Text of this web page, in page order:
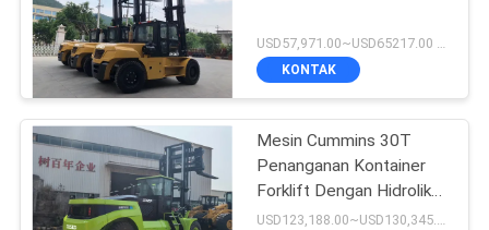
USD57,971.00~USD65217.00 unit MOQ:1 unit
KONTAK
Mesin Cummins 30T
Penanganan Kontainer
Forklift Dengan Hidrolik
Fork Positioner
USD123,188.00~USD130,345.00/ Unit MOQ:1 unit